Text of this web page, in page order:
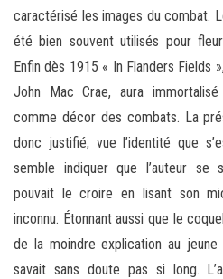
caractérisé les images du combat.
été bien souvent utilisés pour
Enfin dès 1915 « In Flanders Fields
John Mac Crae, aura
comme décor des combats. La
donc justifié, vue l’identité que
semble indiquer que l’auteur se
pouvait le croire en lisant son
inconnu. Étonnant aussi que le
de la moindre explication au jeune
savait sans doute pas si long.